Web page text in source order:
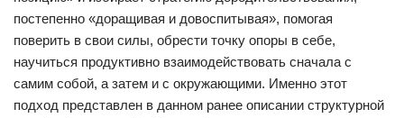
постепенно «доращивая и довоспитывая», помогая
поверить в свои силы, обрести точку опоры в себе,
научиться продуктивно взаимодействовать сначала с
самим собой, а затем и с окружающими. Именно этот
подход представлен в данном ранее описании структурной